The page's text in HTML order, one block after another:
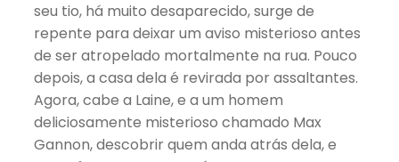
seu tio, há muito desaparecido, surge de
repente para deixar um aviso misterioso antes
de ser atropelado mortalmente na rua. Pouco
depois, a casa dela é revirada por assaltantes.
Agora, cabe a Laine, e a um homem
deliciosamente misterioso chamado Max
Gannon, descobrir quem anda atrás dela, e